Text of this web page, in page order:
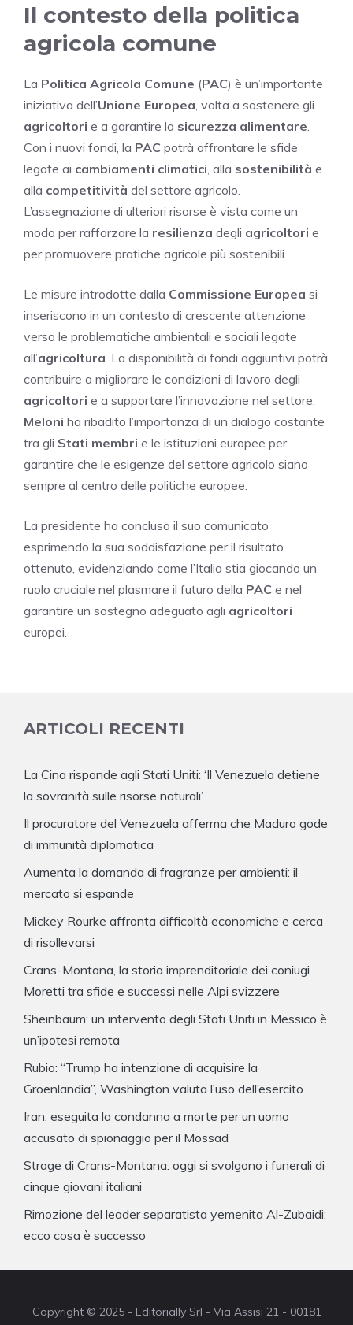
Il contesto della politica
agricola comune
La Politica Agricola Comune (PAC) è un’importante
iniziativa dell’Unione Europea , volta a sostenere gli
agricoltori e a garantire la sicurezza alimentare
Con i nuovi fondi, la PAC potrà affrontare le sfide
legate ai cambiamenti climatici , alla sostenibilità e
alla competitività del settore agricolo.
L’assegnazione di ulteriori risorse è vista come un
modo per rafforzare la resilienza degli agricoltori e
per promuovere pratiche agricole più sostenibili.
Le misure introdotte dalla Commissione Europea si
inseriscono in un contesto di crescente attenzione
verso le problematiche ambientali e sociali legate
all’agricoltura . La disponibilità di fondi aggiuntivi potrà
contribuire a migliorare le condizioni di lavoro degli
agricoltori e a supportare l’innovazione nel settore.
Meloni ha ribadito l’importanza di un dialogo costante
tra gli Stati membri e le istituzioni europee per
garantire che le esigenze del settore agricolo siano
sempre al centro delle politiche europee.
La presidente ha concluso il suo comunicato
esprimendo la sua soddisfazione per il risultato
ottenuto, evidenziando come l’Italia stia giocando un
ruolo cruciale nel plasmare il futuro della PAC e nel
garantire un sostegno adeguato agli agricoltori
europei.
ARTICOLI RECENTI
La Cina risponde agli Stati Uniti: ‘Il Venezuela detiene
la sovranità sulle risorse naturali’
Il procuratore del Venezuela afferma che Maduro gode
di immunità diplomatica
Aumenta la domanda di fragranze per ambienti: il
mercato si espande
Mickey Rourke affronta difficoltà economiche e cerca
di risollevarsi
Crans-Montana, la storia imprenditoriale dei coniugi
Moretti tra sfide e successi nelle Alpi svizzere
Sheinbaum: un intervento degli Stati Uniti in Messico è
un’ipotesi remota
Rubio: “Trump ha intenzione di acquisire la
Groenlandia”, Washington valuta l’uso dell’esercito
Iran: eseguita la condanna a morte per un uomo
accusato di spionaggio per il Mossad
Strage di Crans-Montana: oggi si svolgono i funerali di
cinque giovani italiani
Rimozione del leader separatista yemenita Al-Zubaidi:
ecco cosa è successo
Copyright © 2025 - Editorially Srl - Via Assisi 21 - 00181